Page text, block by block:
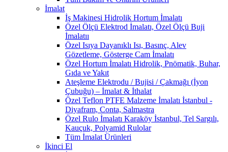
İmalat
İş Makinesi Hidrolik Hortum İmalatı
Özel Ölçü Elektrod İmalatı, Özel Ölçü Buji
İmalatıı
Özel Isıya Dayanıklı Isı, Basınç, Alev
Gözetleme, Gösterge Cam İmalatı
Özel Hortum İmalatı Hidrolik, Pnömatik, Buhar,
Gıda ve Yakıt
Ateşleme Elektrodu / Bujisi / Çakmağı (İyon
Çubuğu) – İmalat & İthalat
Özel Teflon PTFE Malzeme İmalatı İstanbul -
Diyafram, Conta, Salmastra
Özel Rulo İmalatı Karaköy İstanbul, Tel Sargılı,
Kauçuk, Polyamid Rulolar
Tüm İmalat Ürünleri
İkinci El